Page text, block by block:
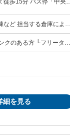
徒歩15分 バス停「中央3
フト作業に従事した場
細を見る